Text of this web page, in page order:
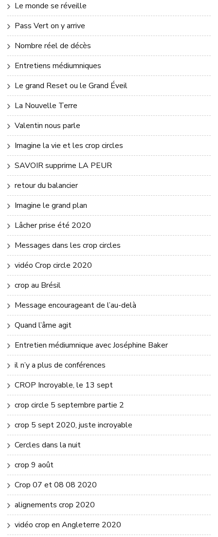
Le monde se réveille
Pass Vert on y arrive
Nombre réel de décès
Entretiens médiumniques
Le grand Reset ou le Grand Éveil
La Nouvelle Terre
Valentin nous parle
Imagine la vie et les crop circles
SAVOIR supprime LA PEUR
retour du balancier
Imagine le grand plan
Lâcher prise été 2020
Messages dans les crop circles
vidéo Crop circle 2020
crop au Brésil
Message encourageant de l’au-delà
Quand l’âme agit
Entretien médiumnique avec Joséphine Baker
il n’y a plus de conférences
CROP Incroyable, le 13 sept
crop circle 5 septembre partie 2
crop 5 sept 2020, juste incroyable
Cercles dans la nuit
crop 9 août
Crop 07 et 08 08 2020
alignements crop 2020
vidéo crop en Angleterre 2020